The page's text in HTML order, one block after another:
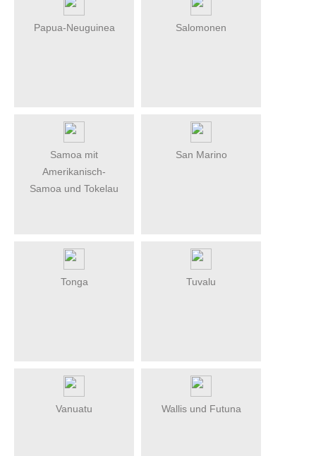
Papua-Neuguinea Salomonen
Samoa mit
Amerikanisch-
Samoa und Tokelau
San Marino
Tonga Tuvalu
Vanuatu Wallis und Futuna